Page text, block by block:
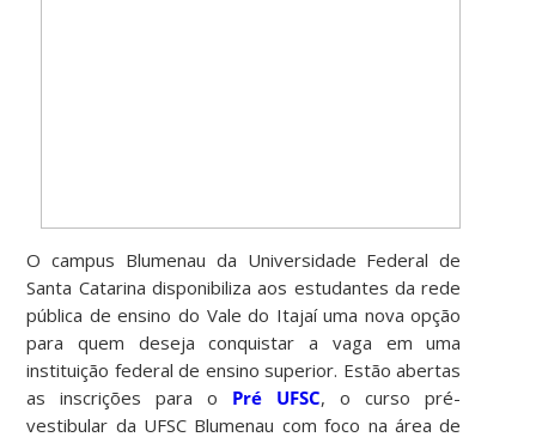
O campus Blumenau da Universidade Federal de
Santa Catarina disponibiliza aos estudantes da rede
pública de ensino do Vale do Itajaí uma nova opção
para quem deseja conquistar a vaga em uma
instituição federal de ensino superior. Estão abertas
as inscrições para o Pré UFSC, o curso pré-
vestibular da UFSC Blumenau com foco na área de